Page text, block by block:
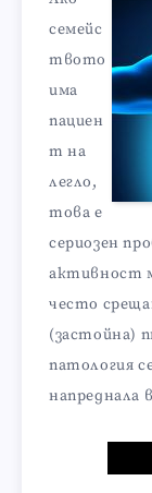
семейс
твото
има
пациен
т на
легло,
това е
сериозен
активност
често
(застойна)
патология
напреднала